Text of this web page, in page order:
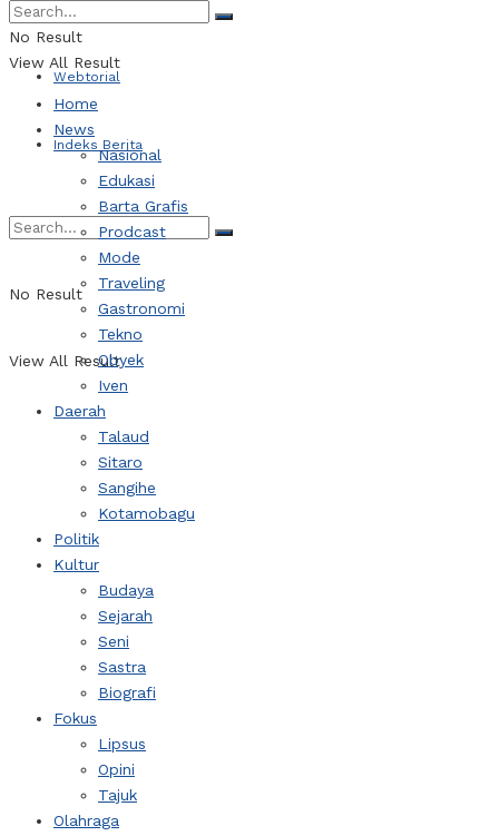
Video
Webtorial
Indeks Berita
No Result
View All Result
No Result
View All Result
Home
News
Nasional
Edukasi
Barta Grafis
Prodcast
Mode
Traveling
Gastronomi
Tekno
Obyek
Iven
Daerah
Talaud
Sitaro
Sangihe
Kotamobagu
Politik
Kultur
Budaya
Sejarah
Seni
Sastra
Biografi
Fokus
Lipsus
Opini
Tajuk
Olahraga